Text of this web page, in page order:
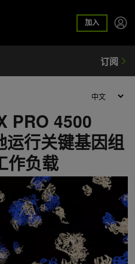
加入
PRO 4500
行关键基因组
作负载